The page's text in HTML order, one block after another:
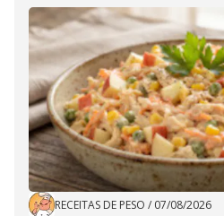
RECEITAS DE PESO / 07/08/2026